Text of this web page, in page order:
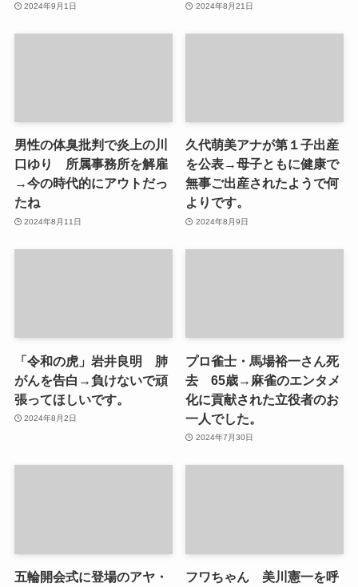
2024年9月1日 2024年8月21日
男性の体臭批判で炎上の川
口ゆり 所属事務所を解雇
→今の時代的にアウトだっ
たね
2024年8月11日
久代萌美アナが第１子出産
を公表→母子ともに健康で
無事ご出産されたようで何
よりです。
2024年8月9日
「令和の虎」岩井良明 肺
がんを告白→負けないで頑
張ってほしいです。
2024年8月2日
プロ雀士・馬場裕一さん死
去 65歳→麻雀のエンタメ
化に貢献された立役者のお
一人でした。
2024年7月30日
五輪開会式に登場のアヤ・
フワちゃん 美川憲一を呼